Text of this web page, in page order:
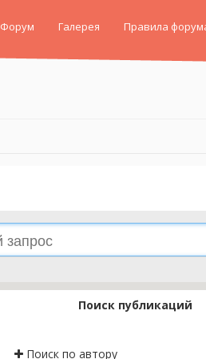
Форум Галерея Правила
Поиск публикаций
Поиск по автору